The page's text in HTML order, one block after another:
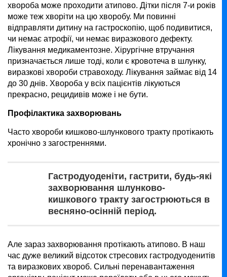
хвороба може проходити атипово. Дітки після 7-и років
може теж хворіти на цю хворобу. Ми повинні
відправляти дитину на гастроскопію, щоб подивитися,
чи немає атрофії, чи немає виразкового дефекту.
Лікування медикаментозне. Хірургічне втручання
призначається лише тоді, коли є кровотеча в шлунку,
виразкові хвороби стравоходу. Лікування займає від 14
до 30 днів. Хвороба у всіх пацієнтів лікуються
прекрасно, рецидивів може і не бути.
Профілактика захворювань
Часто хвороби кишково-шлункового тракту протікають
хронічно з загостреннями.
Гастродуоденіти, гастрити, будь-які
захворювання шлунково-
кишкового тракту загострюються в
весняно-осінній період.
Але зараз захворювання протікають атипово. В наш
час дуже великий відсоток стресових гастродуоденитів
та виразкових хвороб. Сильні перенавантаження